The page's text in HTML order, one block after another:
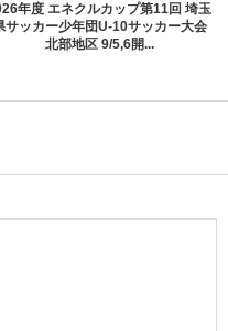
年度 エネクルカップ第11回 埼玉
サッカー少年団U-10サッカー大会
北部地区 9/5,6開...